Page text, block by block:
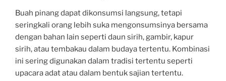
Buah pinang dapat dikonsumsi langsung, tetapi
seringkali orang lebih suka mengonsumsinya bersama
dengan bahan lain seperti daun sirih, gambir, kapur
sirih, atau tembakau dalam budaya tertentu. Kombinasi
ini sering digunakan dalam tradisi tertentu seperti
upacara adat atau dalam bentuk sajian tertentu.